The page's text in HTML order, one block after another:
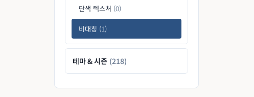
단색 텍스처 (0)
비대칭 (1)
테마 & 시즌 (218)